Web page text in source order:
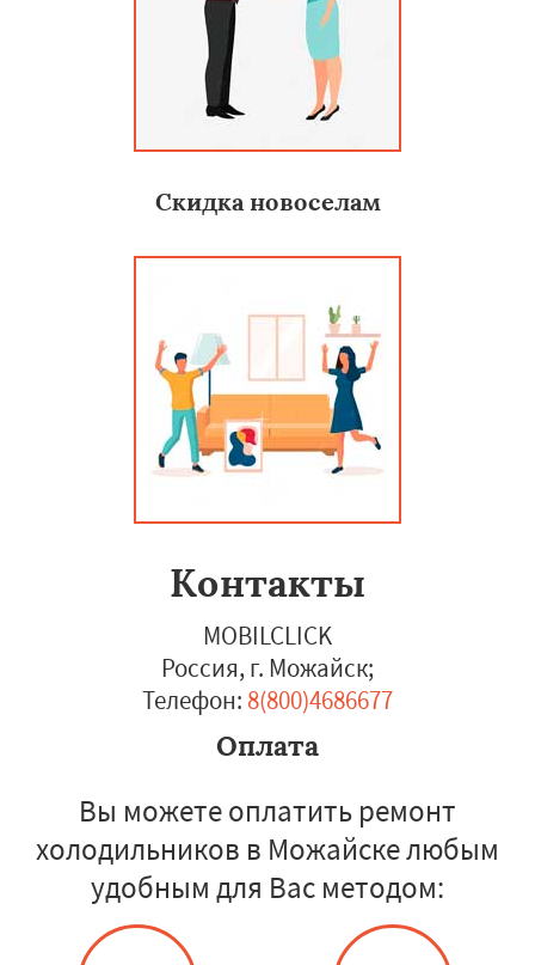
Скидка новоселам
Контакты
MOBILCLICK
Россия, г. Можайск;
Телефон: 8(800)4686677
Оплата
Вы можете оплатить ремонт
холодильников в Можайске любым
удобным для Вас методом: